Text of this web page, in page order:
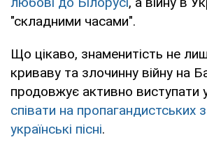
"складними часами".
Що цікаво, знаменитість не
криваву та злочинну війну на
продовжує активно виступати
співати на пропагандистських
українські пісні.